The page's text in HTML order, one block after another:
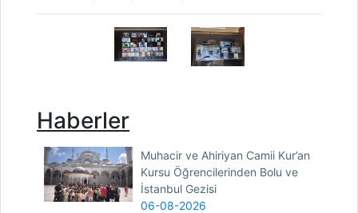
Haberler
Muhacir ve Ahiriyan Camii Kur’an
Kursu Öğrencilerinden Bolu ve
İstanbul Gezisi
06-08-2026